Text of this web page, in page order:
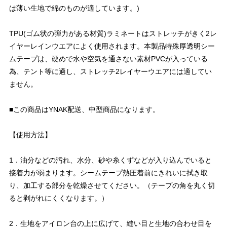
は薄い生地で綿のものが適しています。)
TPU(ゴム状の弾力がある材質)ラミネートはストレッチがきく2レ
イヤーレインウエアによく使用されます。本製品特殊厚透明シー
ムテープは、硬めで水や空気を通さない素材PVCが入っている
為、テント等に適し、ストレッチ2レイヤーウエアには適してい
ません。
■この商品はYNAK配送、中型商品になります。
【使用方法】
1．油分などの汚れ、水分、砂や糸くずなどが入り込んでいると
接着力が弱まります。シームテープ熱圧着前にきれいに拭き取
り、加工する部分を乾燥させてください。（テープの角を丸く切
ると剥がれにくくなります。）
2．生地をアイロン台の上に広げて、縫い目と生地の合わせ目を